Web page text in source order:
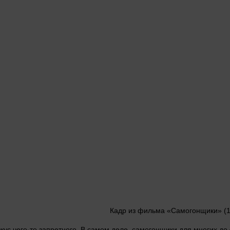
Кадр из фильма «Самогонщики»